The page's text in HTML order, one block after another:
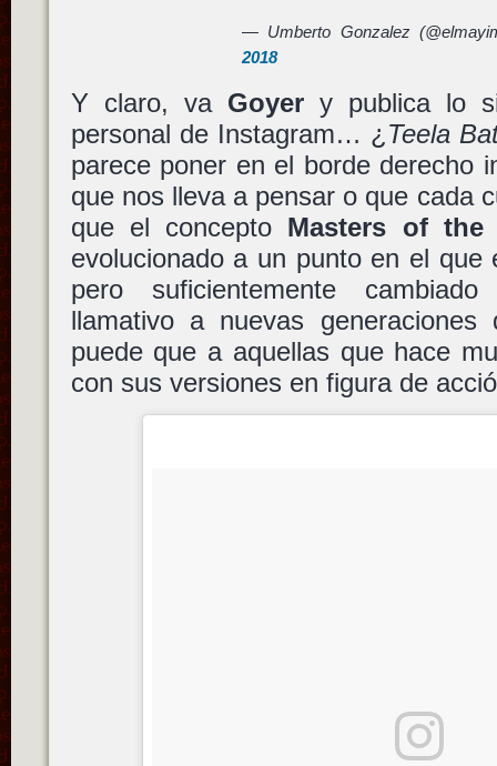
— Umberto Gonzalez
2018
Y claro, va Goyery publica lo
personal de Instagram… ¿ Teela
parece poner en el borde derecho
que nos lleva a pensar o que cada
que el concepto Masters of the
evolucionado a un punto en el
pero suficientemente
llamativo a nuevas
puede que a aquellas que hace
con sus versiones en figura de